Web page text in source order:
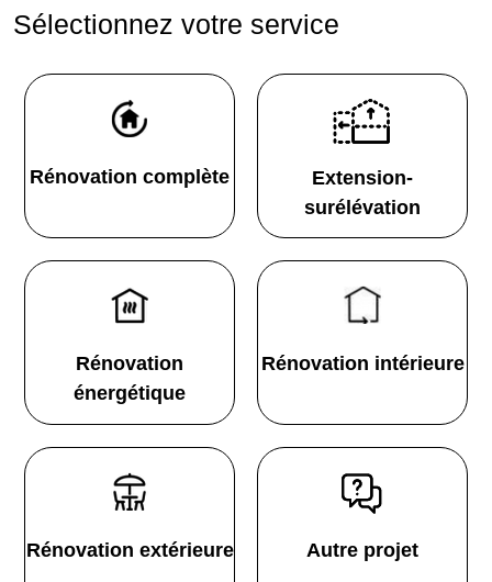
Sélectionnez votre service
Rénovation complète
Extension-
surélévation
Rénovation
énergétique
Rénovation intérieure
Rénovation extérieure Autre projet